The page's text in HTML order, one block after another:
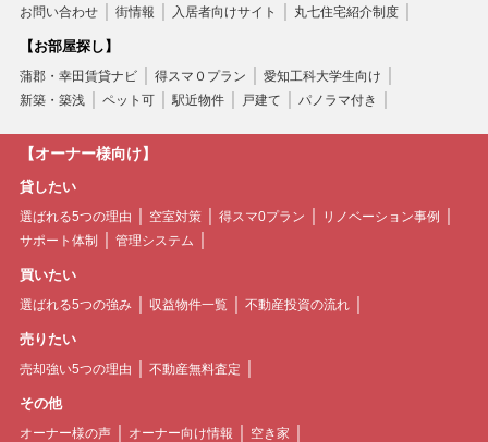
お問い合わせ
街情報 入居者向けサイト 丸七住宅紹介制度
【お部屋探し】
蒲郡・幸田賃貸ナビ 得スマ０プラン
愛知工科大学生向け
新築・築浅
ペット可 駅近物件 戸建て パノラマ付き
【オーナー様向け】
貸したい
選ばれる5つの理由 空室対策 得スマ0プラン
リノベーション事例
サポート体制
管理システム
買いたい
選ばれる5つの強み 収益物件一覧 不動産投資の流れ
売りたい
売却強い5つの理由 不動産無料査定
その他
オーナー様の声 オーナー向け情報 空き家